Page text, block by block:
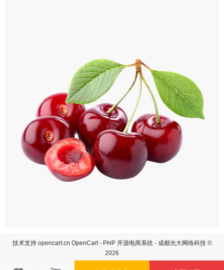
技术支持 opencart.cn OpenCart - PHP 开源电商系统 - 成都光大网络科技 ©
2026